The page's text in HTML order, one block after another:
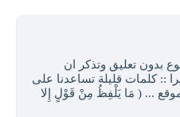
بدون تعليق وتذكر ان
:: كلمات قليلة تساعدنا على
... ( مَا يَلْفِظُ مِنْ قَوْلٍ إِلا